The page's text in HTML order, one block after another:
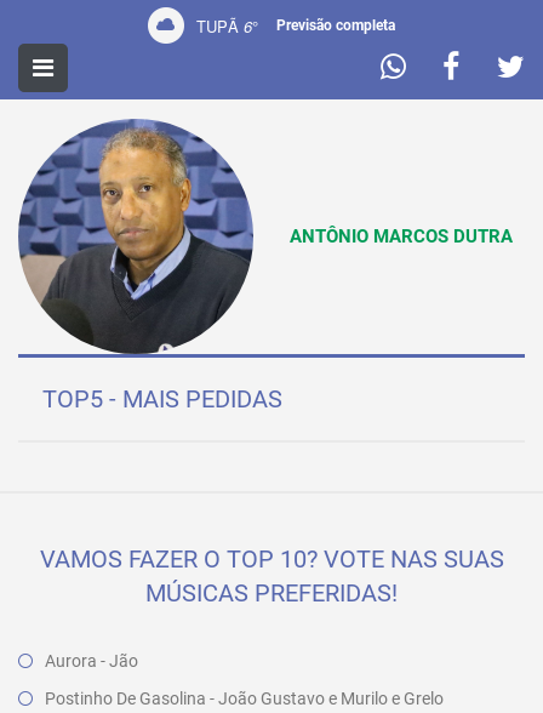
TUPÃ 6° Previsão completa
LOCUTORES
ANTÔNIO MARCOS DUTRA
TOP5 - MAIS PEDIDAS
VAMOS FAZER O TOP 10? VOTE NAS SUAS
MÚSICAS PREFERIDAS!
Aurora - Jão
Postinho De Gasolina - João Gustavo e Murilo e Grelo